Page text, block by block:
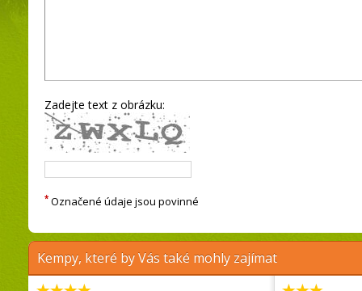
Zadejte text z obrázku:
* Označené údaje jsou povinné
Kempy, které by Vás také mohly zajímat